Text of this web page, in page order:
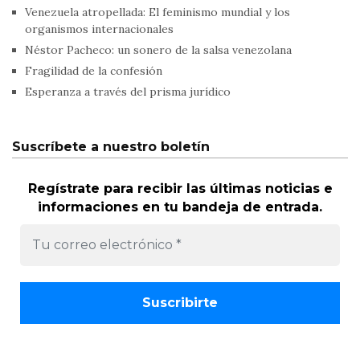
Venezuela atropellada: El feminismo mundial y los
organismos internacionales
Néstor Pacheco: un sonero de la salsa venezolana
Fragilidad de la confesión
Esperanza a través del prisma jurídico
Suscríbete a nuestro boletín
Regístrate para recibir las últimas noticias e
informaciones en tu bandeja de entrada.